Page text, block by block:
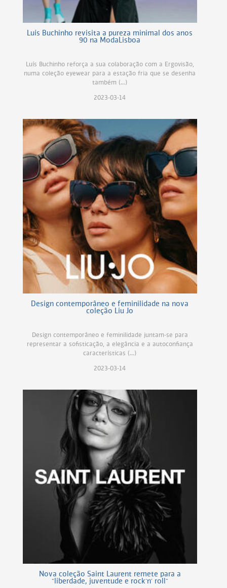
Luís Buchinho revisita a pureza minimal dos anos
90 na ModaLisboa
Luís Buchinho reforça a sua colaboração com a Ergovisão,
numa coleção eyewear para a estação fria que se desenha
também (...)
2023-03-14
Design contemporâneo e feminilidade na nova
coleção Liu Jo
Design contemporâneo e feminilidade juntam-se para
representar a sofisticação, a elegância e a autoconfiança
características (...)
2023-03-14
Nova coleção Saint Laurent remete para a
"liberdade, juventude e rock'n' roll"